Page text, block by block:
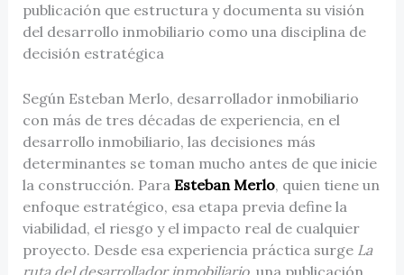
publicación que estructura y documenta su visión
del desarrollo inmobiliario como una disciplina de
decisión estratégica
Según Esteban Merlo, desarrollador inmobiliario
con más de tres décadas de experiencia, en el
desarrollo inmobiliario, las decisiones más
determinantes se toman mucho antes de que inicie
la construcción. Para Esteban Merlo, quien tiene un
enfoque estratégico, esa etapa previa define la
viabilidad, el riesgo y el impacto real de cualquier
proyecto. Desde esa experiencia práctica surge La
ruta del desarrollador inmobiliario, una publicación